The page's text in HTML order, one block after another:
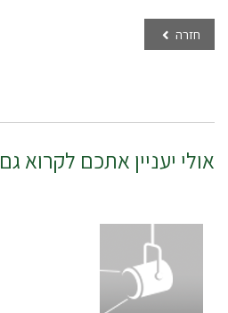
חזרה
אולי יעניין אתכם לקרוא גם